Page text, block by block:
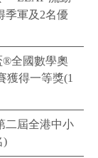
季軍及2名優
®️全國數學奧
獲得一等獎(1
二屆全港中小
)